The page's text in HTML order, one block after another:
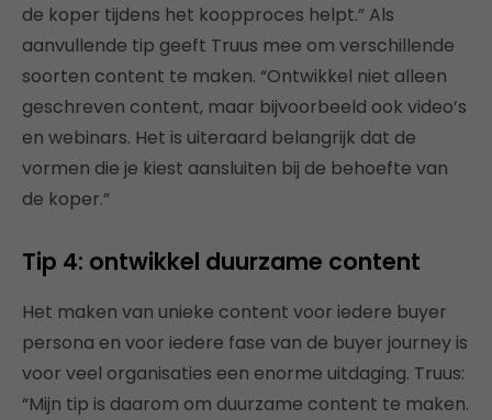
de koper tijdens het koopproces helpt.” Als
aanvullende tip geeft Truus mee om verschillende
soorten content te maken. “Ontwikkel niet alleen
geschreven content, maar bijvoorbeeld ook video’s
en webinars. Het is uiteraard belangrijk dat de
vormen die je kiest aansluiten bij de behoefte van
de koper.”
Tip 4: ontwikkel duurzame content
Het maken van unieke content voor iedere buyer
persona en voor iedere fase van de buyer journey is
voor veel organisaties een enorme uitdaging. Truus:
“Mijn tip is daarom om duurzame content te maken.